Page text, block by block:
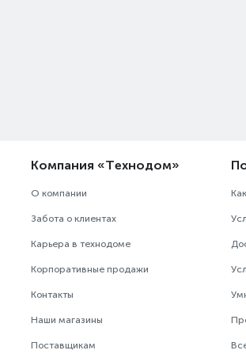
Компания «Технодом»
О компании
Забота о клиентах
Карьера в технодоме
Корпоративные продажи
Контакты
Наши магазины
Поставщикам